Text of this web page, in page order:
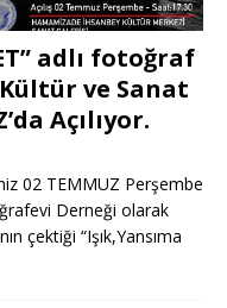
adlı fotoğraf
ve Sanat
Açılıyor.
02 TEMMUZ Perşembe
Derneği olarak
çektiği “Işık,Yansıma